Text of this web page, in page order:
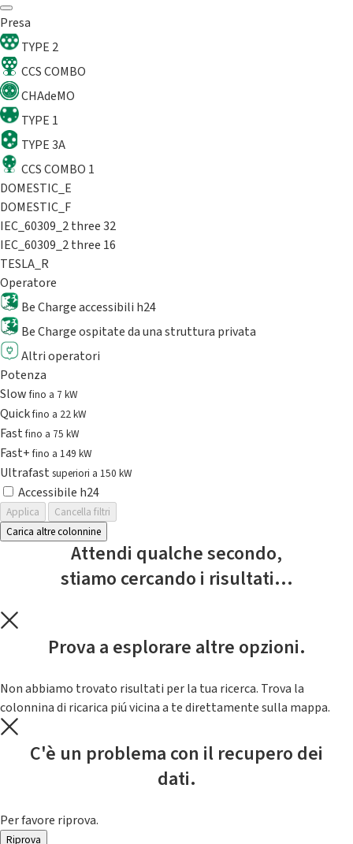
Presa
TYPE 2
CCS COMBO
CHAdeMO
TYPE 1
TYPE 3A
CCS COMBO 1
DOMESTIC_E
DOMESTIC_F
IEC_60309_2 three 32
IEC_60309_2 three 16
TESLA_R
Operatore
Be Charge accessibili h24
Be Charge ospitate da una struttura privata
Altri operatori
Potenza
Slowfino a 7 kW
Quickfino a 22 kW
Fastfino a 75 kW
Fast+fino a 149 kW
Ultrafast superiori a 150 kW
Accessibile h24
Applica
Cancella filtri
Carica altre colonnine
Attendi qualche secondo,
stiamo cercando i risultati...
Prova a esplorare altre opzioni.
Non abbiamo trovato risultati per la tua ricerca. Trova la
colonnina di ricarica piú vicina a te direttamente sulla mappa.
C'è un problema con il recupero dei
dati.
Per favore riprova.
Riprova